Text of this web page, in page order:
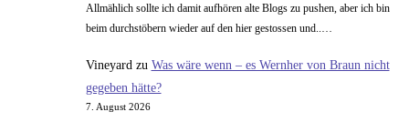
Allmählich sollte ich damit aufhören alte Blogs zu pushen, aber ich bin
beim durchstöbern wieder auf den hier gestossen und..…
Vineyard zu Was wäre wenn – es Wernher von Braun nicht
gegeben hätte?
7. August 2026